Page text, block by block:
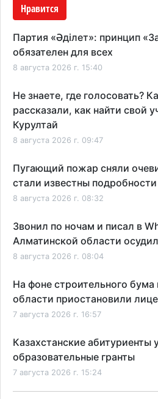
Нравится
Партия «Әділет»: принцип
обязателен для всех
8 августа 2026 г. 15:40
Не знаете, где голосовать?
рассказали, как найти свой
Курултай
8 августа 2026 г. 09:47
Пугающий пожар сняли
стали известны подробности
8 августа 2026 г. 08:32
Звонил по ночам и писал в
Алматинской области
8 августа 2026 г. 08:04
На фоне строительного
области приостановили
7 августа 2026 г. 16:57
Казахстанские абитуриенты
образовательные гранты
7 августа 2026 г. 15:24